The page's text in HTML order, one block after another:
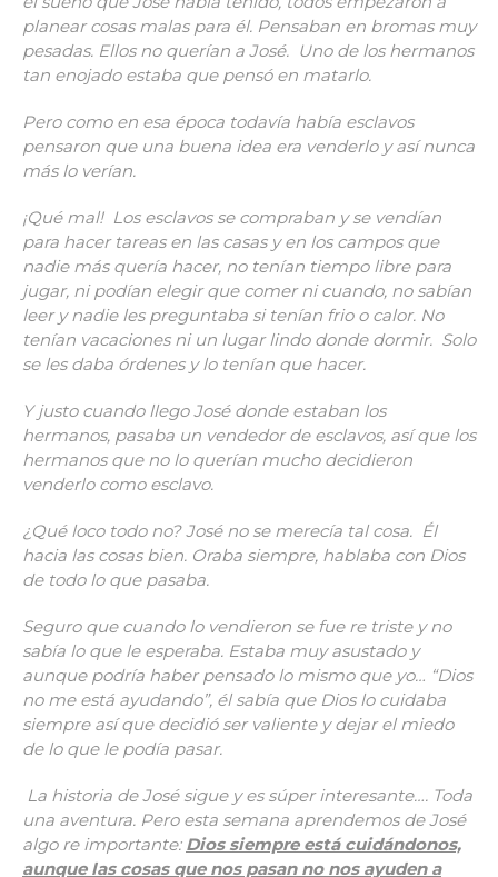
planear cosas malas para él. Pensaban en bromas muy
pesadas. Ellos no querían a José. Uno de los hermanos
tan enojado estaba que pensó en matarlo.
Pero como en esa época todavía había esclavos
pensaron que una buena idea era venderlo y así nunca
más lo verían.
¡Qué mal! Los esclavos se compraban y se vendían
para hacer tareas en las casas y en los campos que
nadie más quería hacer, no tenían tiempo libre para
jugar, ni podían elegir que comer ni cuando, no sabían
leer y nadie les preguntaba si tenían frio o calor. No
tenían vacaciones ni un lugar lindo donde dormir. Solo
se les daba órdenes y lo tenían que hacer.
Y justo cuando llego José donde estaban los
hermanos, pasaba un vendedor de esclavos, así que los
hermanos que no lo querían mucho decidieron
venderlo como esclavo.
¿Qué loco todo no? José no se merecía tal cosa. Él
hacia las cosas bien. Oraba siempre, hablaba con Dios
de todo lo que pasaba.
Seguro que cuando lo vendieron se fue re triste y no
sabía lo que le esperaba. Estaba muy asustado y
aunque podría haber pensado lo mismo que yo… “Dios
no me está ayudando”, él sabía que Dios lo cuidaba
siempre así que decidió ser valiente y dejar el miedo
de lo que le podía pasar.
La historia de José sigue y es súper interesante…. Toda
una aventura. Pero esta semana aprendemos de José
algo re importante: Dios siempre está cuidándonos,
aunque las cosas que nos pasan no nos ayuden a